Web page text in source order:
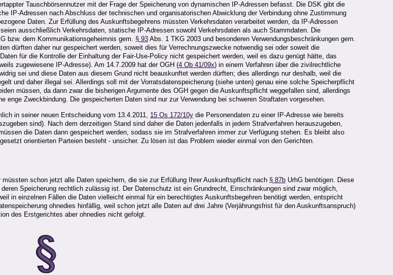
Tauschbörsennutzer mit der Frage der Speicherung von dynamischen IP-Adressen befasst. Die DSK gibt die
IP-Adressen nach Abschluss der technischen und organisatorischen Abwicklung der Verbindung ohne Zustimmung
Daten. Zur Erfüllung des Auskunftsbegehrens müssten Verkehrsdaten verarbeitet werden, da IP-Adressen
ausschließlich Verkehrsdaten, statische IP-Adressen sowohl Verkehrsdaten als auch Stammdaten. Die
bzw. dem Kommunikationsgeheimnis gem. § 93 Abs. 1 TKG 2003 und besonderen Verwendungsbeschränkungen gem.
dürften daher nur gespeichert werden, soweit dies für Verrechnungszwecke notwendig sei oder soweit die
für die Kontrolle der Einhaltung der Fair-Use-Policy nicht gespeichert werden, weil es dazu genügt hätte, das
zugewiesene IP-Adresse). Am 14.7.2009 hat der OGH (4 Ob 41/09x) in einem Verfahren über die zivilrechtliche
sei und diese Daten aus diesem Grund nicht beauskunftet werden dürften; dies allerdings nur deshalb, weil die
und daher illegal sei. Allerdings soll mit der Vorratsdatenspeicherung (siehe unten) genau eine solche Speicherpflicht
müssen, da dann zwar die bisherigen Argumente des OGH gegen die Auskunftspflicht weggefallen sind, allerdings
Zweckbindung. Die gespeicherten Daten sind nur zur Verwendung bei schweren Straftaten vorgesehen.
in seiner neuen Entscheidung vom 13.4.2011, 15 Os 172/10y die Personendaten zu einer IP-Adresse wie bereits
sind). Nach dem derzeitigen Stand sind daher die Daten jedenfalls in jedem Strafverfahren herauszugeben,
die Daten dann gespeichert werden, sodass sie im Strafverfahren immer zur Verfügung stehen. Es bleibt also
orientierten Parteien besteht - unsicher. Zu lösen ist das Problem wieder einmal von den Gerichten.
schon jetzt alle Daten speichern, die sie zur Erfüllung Ihrer Auskunftspflicht nach § 87b UrhG benötigen. Diese
Speicherung rechtlich zulässig ist. Der Datenschutz ist ein Grundrecht, Einschränkungen sind zwar möglich,
in einzelnen Fällen die Daten vielleicht einmal für ein berechtigtes Auskunftsbegehren benötigt werden, entspricht
ohnedies hinfällig, weil schon jetzt alle Daten auf drei Jahre (Verjährungsfrist für den Auskunftsanspruch)
des Erstgerichtes aber ohnedies nicht gefolgt.